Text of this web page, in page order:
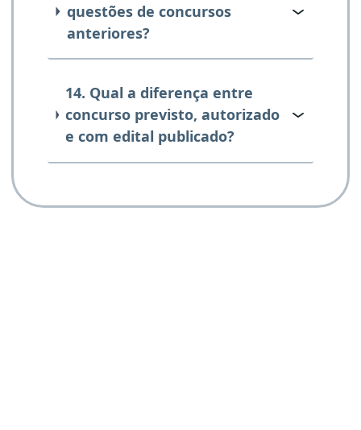
questões de concursos
anteriores?
14. Qual a diferença entre
concurso previsto, autorizado
e com edital publicado?